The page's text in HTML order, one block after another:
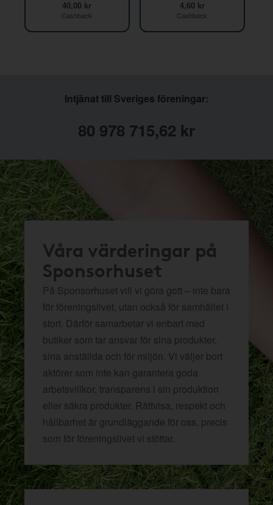
40,00 kr
Cashback
4,60 kr
Cashback
Intjänat till Sveriges föreningar:
80 978 715,62 kr
Våra värderingar på
Sponsorhuset
På Sponsorhuset vill vi göra gott – inte bara
för föreningslivet, utan också för samhället i
stort. Därför samarbetar vi enbart med
butiker som tar ansvar för sina produkter,
sina anställda och för miljön. Vi väljer bort
aktörer som inte kan garantera goda
arbetsvillkor, transparens i sin produktion
eller säkra produkter. Rättvisa, respekt och
hållbarhet är grundläggande för oss, precis
som för föreningslivet vi stöttar.